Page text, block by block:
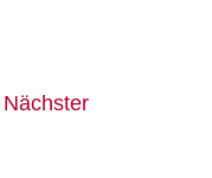
Nächster